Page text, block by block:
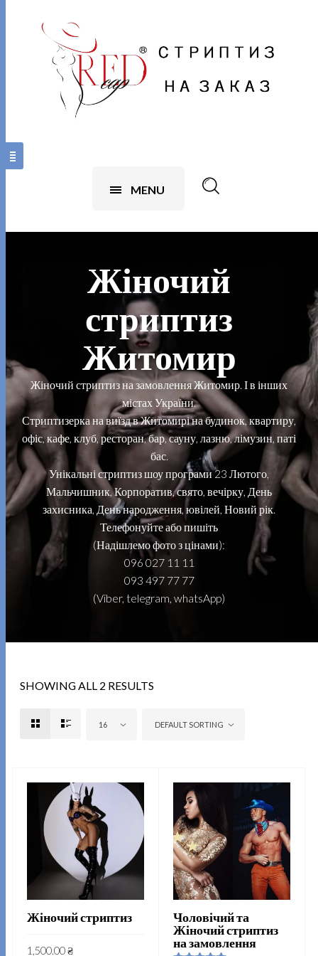
MENU
Жіночий
стриптиз
Житомир
Жіночий стриптиз на замовлення Житомир. І в інших
містах України.
Стриптизерка на виїзд в Житомирі на будинок, квартиру,
офіс, кафе, клуб, ресторан, бар, сауну, лазню, лімузин, паті
бас.
Унікальні стриптиз шоу програми 23 Лютого,
Мальчишник, Корпоратив, свято, вечірку, День
захисника, День народження, ювілей, Новий рік.
Телефонуйте або пишіть
(Надішлемо фото з цінами):
096 027 11 11
093 497 77 77
(Viber, telegram, whatsApp)
SHOWING ALL 2 RESULTS
16 DEFAULT SORTING
Жіночий стриптиз
1,500.00₴
Чоловічий та
Жіночий стриптиз
на замовлення